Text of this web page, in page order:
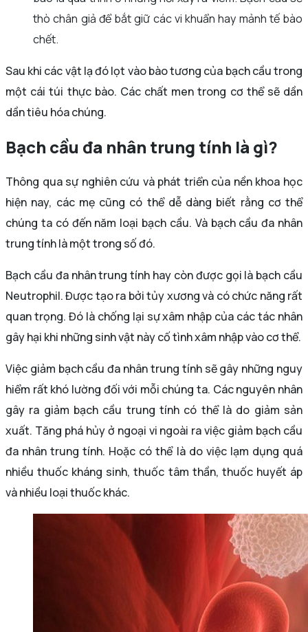
thò chân giả để bắt giữ các vi khuẩn hay mảnh tế bào
chết.
Sau khi các vật lạ đó lọt vào bào tương của bạch cầu trong
một cái túi thực bào. Các chất men trong cơ thể sẽ dần
dần tiêu hóa chúng.
Bạch cầu đa nhân trung tính là gì?
Thông qua sự nghiên cứu và phát triển của nền khoa học
hiện nay, các mẹ cũng có thể dễ dàng biết rằng cơ thể
chúng ta có đến năm loại bạch cầu. Và bạch cầu đa nhân
trung tính là một trong số đó.
Bạch cầu đa nhân trung tính hay còn được gọi là bạch cầu
Neutrophil. Được tạo ra bởi tủy xương và có chức năng rất
quan trọng. Đó là chống lại sự xâm nhập của các tác nhân
gây hại khi những sinh vật này cố tình xâm nhập vào cơ thể.
Việc giảm bạch cầu đa nhân trung tính sẽ gây những nguy
hiểm rất khó lường đối với mỗi chúng ta. Các nguyên nhân
gây ra giảm bạch cầu trung tính có thể là do giảm sản
xuất. Tăng phá hủy ở ngoại vi ngoài ra việc giảm bạch cầu
đa nhân trung tính. Hoặc có thể là do việc lạm dụng quá
nhiều thuốc kháng sinh, thuốc tâm thần, thuốc huyết áp
và nhiều loại thuốc khác.